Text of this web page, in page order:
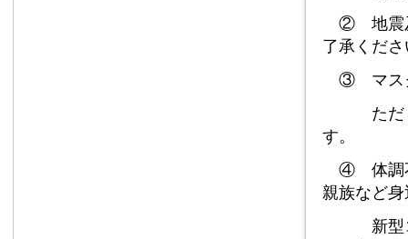
② 地震及
了承くだ
③ マスク
ただし，
す。
④ 体調不
親族など
新型コロ